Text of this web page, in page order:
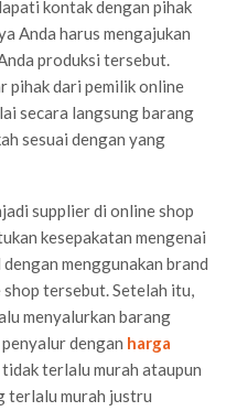
kontak dengan pihak
Anda harus mengajukan
produksi tersebut.
pihak dari pemilik online
secara langsung barang
sesuai dengan yang
supplier di online shop
kesepakatan mengenai
menggunakan brand
tersebut. Setelah itu,
menyalurkan barang
dengan harga
terlalu murah ataupun
terlalu murah justru